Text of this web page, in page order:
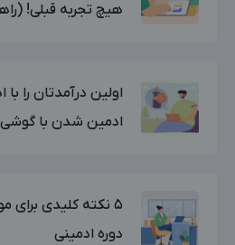
هیچ تجربه قبلی!
ادمین شدن با گوشی
۵ نکته کلیدی
دوره ادمینی